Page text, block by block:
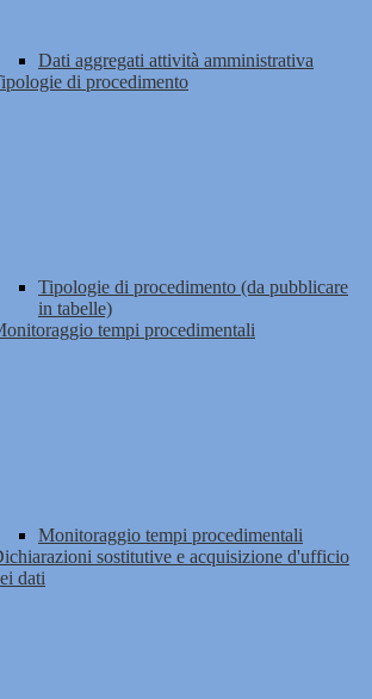
Dati aggregati attività amministrativa
di procedimento
Tipologie di procedimento (da pubblicare
in tabelle)
tempi procedimentali
Monitoraggio tempi procedimentali
sostitutive e acquisizione d'ufficio
dati